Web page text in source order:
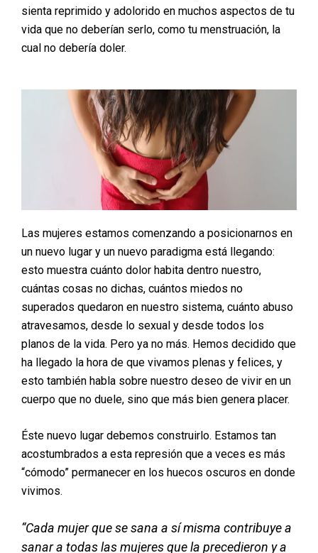
sienta reprimido y adolorido en muchos aspectos de tu
vida que no deberían serlo, como tu menstruación, la
cual no debería doler.
Las mujeres estamos comenzando a posicionarnos en
un nuevo lugar y un nuevo paradigma está llegando:
esto muestra cuánto dolor habita dentro nuestro,
cuántas cosas no dichas, cuántos miedos no
superados quedaron en nuestro sistema, cuánto abuso
atravesamos, desde lo sexual y desde todos los
planos de la vida. Pero ya no más. Hemos decidido que
ha llegado la hora de que vivamos plenas y felices, y
esto también habla sobre nuestro deseo de vivir en un
cuerpo que no duele, sino que más bien genera placer.
Éste nuevo lugar debemos construirlo. Estamos tan
acostumbrados a esta represión que a veces es más
“cómodo” permanecer en los huecos oscuros en donde
vivimos.
“Cada mujer que se sana a sí misma contribuye a
sanar a todas las mujeres que la precedieron y a